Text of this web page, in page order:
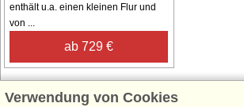
enthält u.a. einen kleinen Flur und
von ...
ab 729 €
Verwendung von Cookies